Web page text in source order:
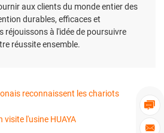


aux clients du monde entier des
durables, efficaces et
réjouissons à l'idée de poursuivre
réussite ensemble.
reconnaissent les chariots
visite l'usine HUAYA